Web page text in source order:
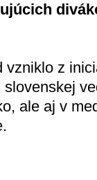
vzniklo z
ale aj v